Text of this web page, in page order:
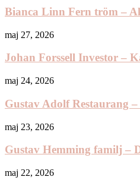
Bianca Linn Fern tröm –
maj 27, 2026
Johan Forssell Investor –
maj 24, 2026
Gustav Adolf Restaurang
maj 23, 2026
Gustav Hemming familj –
maj 22, 2026